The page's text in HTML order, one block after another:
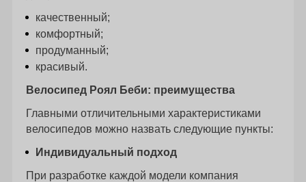
качественный;
комфортный;
продуманный;
красивый.
Велосипед Роял Беби: преимущества
Главными отличительными характеристиками
велосипедов можно назвать следующие пункты:
Индивидуальный подход
При разработке каждой модели компания